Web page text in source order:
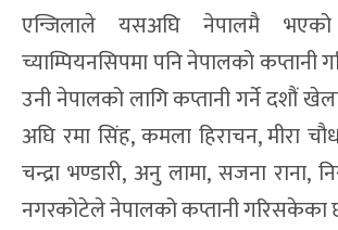
एन्जिलाले यसअघि नेपालमै
च्याम्पियनसिपमा पनि नेपालको कप्तानी
उनी नेपालको लागि कप्तानी गर्ने दशौं
अघि रमा सिंह, कमला हिराचन, मीरा
चन्द्रा भण्डारी, अनु लामा, सजना राना,
नगरकोटेले नेपालको कप्तानी गरिसकेका